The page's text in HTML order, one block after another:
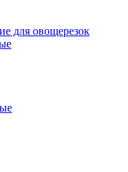
для овощерезок